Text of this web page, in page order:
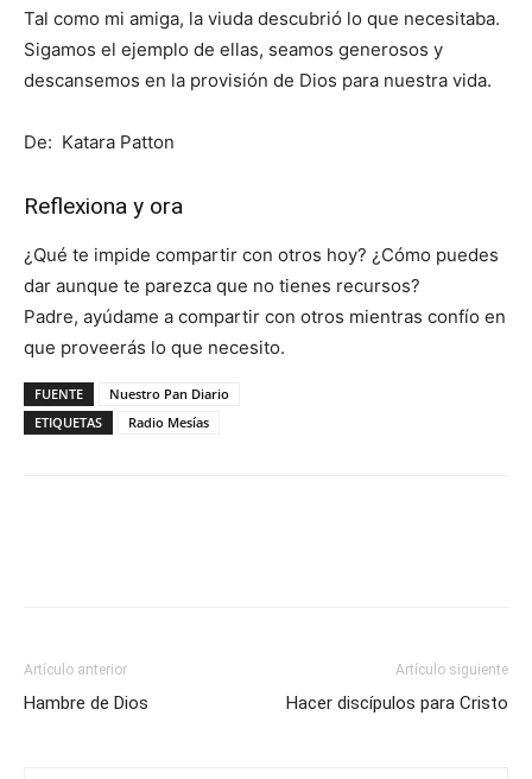
Tal como mi amiga, la viuda descubrió lo que necesitaba.
Sigamos el ejemplo de ellas, seamos generosos y
descansemos en la provisión de Dios para nuestra vida.
De: Katara Patton
Reflexiona y ora
¿Qué te impide compartir con otros hoy? ¿Cómo puedes
dar aunque te parezca que no tienes recursos?
Padre, ayúdame a compartir con otros mientras confío en
que proveerás lo que necesito.
FUENTE
Nuestro Pan Diario
ETIQUETAS
Radio Mesías
Artículo anterior
Hambre de Dios
Artículo siguiente
Hacer discípulos para Cristo